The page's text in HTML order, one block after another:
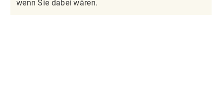
wenn Sie dabei wären.